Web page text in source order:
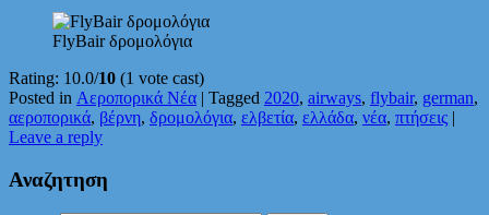
FlyBair δρομολόγια
Rating: 10.0/10 (1 vote cast)
Posted in Αεροπορικά Νέα | Tagged 2020, airways, flybair, german,
αεροπορικά, βέρνη, δρομολόγια, ελβετία, ελλάδα, νέα, πτήσεις |
Leave a reply
Αναζητηση